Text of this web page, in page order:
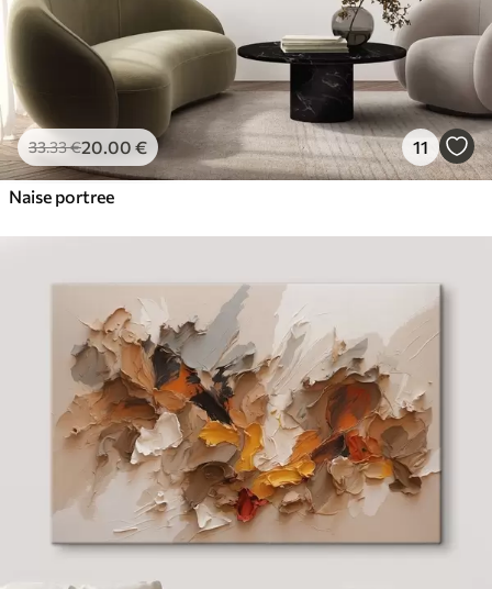
33.33€20.00 € 11
Naise portree